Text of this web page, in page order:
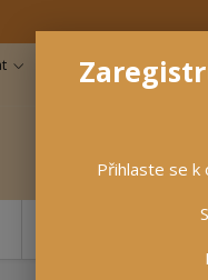
Důležité informace
Přihlaste se k